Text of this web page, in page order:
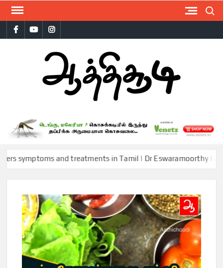
Skip
contentFacebookYoutubeInstagram
and treatments in Tamil | Dr Eswaramoorthy |